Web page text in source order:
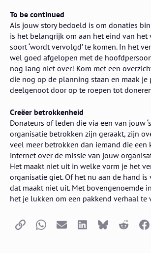
To be continued
Als jouw story bedoeld is om donaties
is het belangrijk om aan het eind van het
soort ‘wordt vervolgd’ te komen. In het
wel goed afgelopen met de
nog lang niet over! Kom met een
die nog op de planning staan en maak je
deelgenoot door op te roepen tot
Creëer betrokkenheid
Donateurs of leden die via een van jouw
organisatie betrokken zijn geraakt, zijn
veel meer betrokken dan iemand die een
internet over de missie van jouw
Het maakt niet uit in welke vorm je het
organisatie giet. Of het nu aan de hand
dat maakt niet uit. Met bovengenoemde
het je lukken om een pakkend verhaal te
Kopieer linkWhatsappE-mailLinkedInBlueskyReddit